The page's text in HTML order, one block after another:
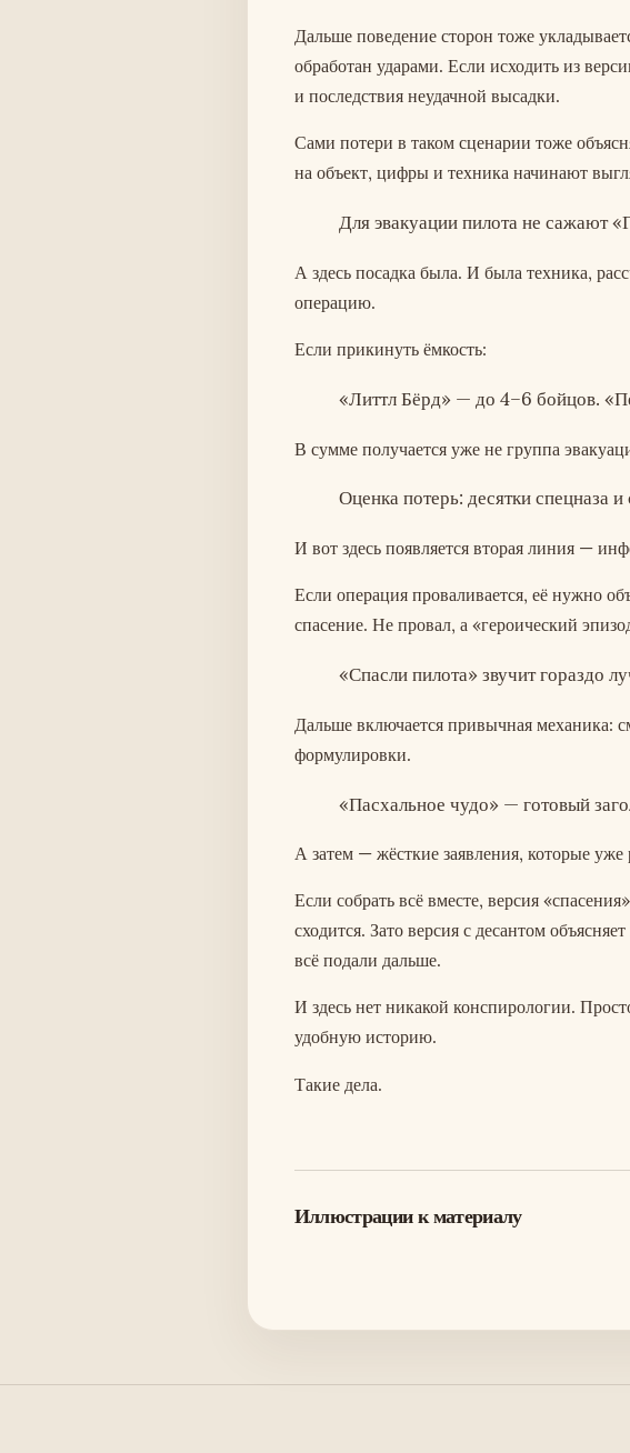
Дальше поведение сторон тоже
обработан ударами. Если исходить из
и последствия неудачной высадки.
Сами потери в таком сценарии тоже
на объект, цифры и техника начинают
Для эвакуации пилота не сажают
А здесь посадка была. И была техника,
операцию.
Если прикинуть ёмкость:
«Литтл Бёрд» — до 4–6 бойцов.
В сумме получается уже не группа
Оценка потерь: десятки спецназа
И вот здесь появляется вторая линия —
Если операция проваливается, её нужно
спасение. Не провал, а «героический
«Спасли пилота» звучит гораздо
Дальше включается привычная механика:
формулировки.
«Пасхальное чудо» — готовый
А затем — жёсткие заявления, которые
Если собрать всё вместе, версия
сходится. Зато версия с десантом
всё подали дальше.
И здесь нет никакой конспирологии.
удобную историю.
Такие дела.
Иллюстрации к материалу